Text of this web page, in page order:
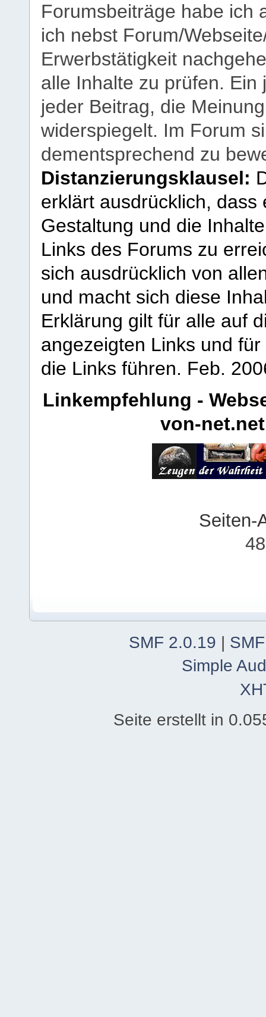
Forumsbeiträge habe ich
ich nebst Forum/
Erwerbstätigkeit
alle Inhalte zu prüfen.
jeder Beitrag, die
widerspiegelt. Im Forum
dementsprechend zu
Distanzierungsklausel:
erklärt ausdrücklich,
Gestaltung und die
Links des Forums zu
sich ausdrücklich von
und macht sich diese
Erklärung gilt für alle auf
angezeigten Links und
die Links führen. Feb.
Linkempfehlung -
von-net.net
Seiten-
SMF 2.0.19
Simple
Seite erstellt in